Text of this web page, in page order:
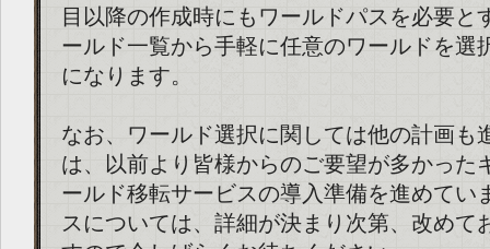
目以降の作成時にもワールドパスを必要と
ールド一覧から手軽に任意のワールドを選
になります。
なお、ワールド選択に関しては他の計画も
は、以前より皆様からのご要望が多かった
ールド移転サービスの導入準備を進めてい
スについては、詳細が決まり次第、改めて